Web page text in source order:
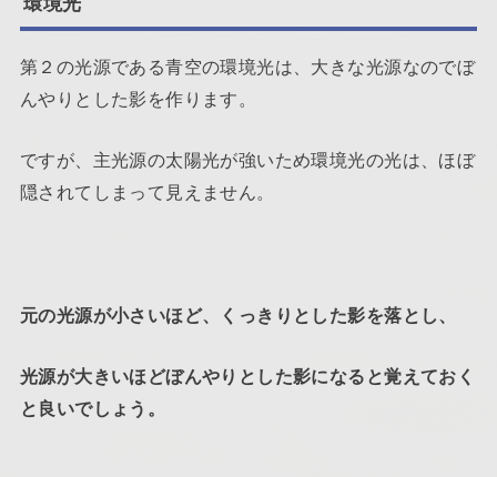
第２の光源である青空の環境光は、大きな光源なのでぼ
んやりとした影を作ります。
ですが、主光源の太陽光が強いため環境光の光は、ほぼ
隠されてしまって見えません。
元の光源が小さいほど、くっきりとした影を落とし、
光源が大きいほどぼんやりとした影になると覚えておく
と良いでしょう。